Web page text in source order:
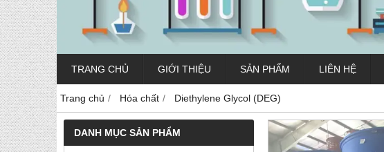
TRANG CHỦ GIỚI THIỆU SẢN PHẨM LIÊN HỆ
Trang chủ Hóa chất Diethylene Glycol (DEG)
DANH MỤC SẢN PHẨM